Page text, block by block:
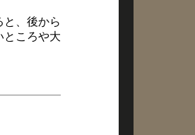
、後から
ところや大